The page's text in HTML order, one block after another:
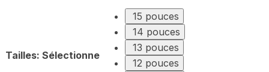
Tailles: Sélectionne
15 pouces
14 pouces
13 pouces
12 pouces